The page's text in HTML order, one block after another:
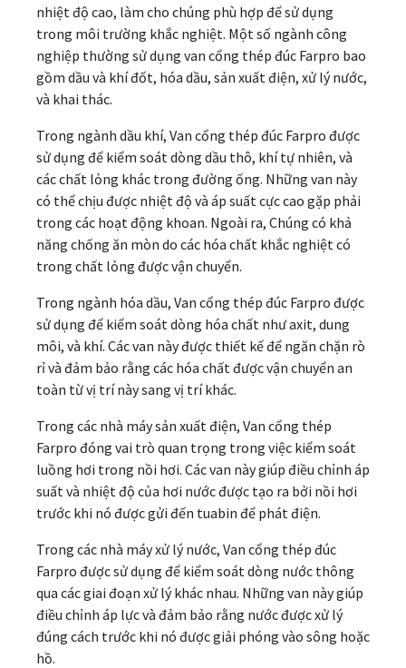
nhiệt độ cao, làm cho chúng phù hợp để sử dụng
trong môi trường khắc nghiệt. Một số ngành công
nghiệp thường sử dụng van cổng thép đúc Farpro bao
gồm dầu và khí đốt, hóa dầu, sản xuất điện, xử lý nước,
và khai thác.
Trong ngành dầu khí, Van cổng thép đúc Farpro được
sử dụng để kiểm soát dòng dầu thô, khí tự nhiên, và
các chất lỏng khác trong đường ống. Những van này
có thể chịu được nhiệt độ và áp suất cực cao gặp phải
trong các hoạt động khoan. Ngoài ra, Chúng có khả
năng chống ăn mòn do các hóa chất khắc nghiệt có
trong chất lỏng được vận chuyển.
Trong ngành hóa dầu, Van cổng thép đúc Farpro được
sử dụng để kiểm soát dòng hóa chất như axit, dung
môi, và khí. Các van này được thiết kế để ngăn chặn rò
rỉ và đảm bảo rằng các hóa chất được vận chuyển an
toàn từ vị trí này sang vị trí khác.
Trong các nhà máy sản xuất điện, Van cổng thép
Farpro đóng vai trò quan trọng trong việc kiểm soát
luồng hơi trong nồi hơi. Các van này giúp điều chỉnh áp
suất và nhiệt độ của hơi nước được tạo ra bởi nồi hơi
trước khi nó được gửi đến tuabin để phát điện.
Trong các nhà máy xử lý nước, Van cổng thép đúc
Farpro được sử dụng để kiểm soát dòng nước thông
qua các giai đoạn xử lý khác nhau. Những van này giúp
điều chỉnh áp lực và đảm bảo rằng nước được xử lý
đúng cách trước khi nó được giải phóng vào sông hoặc
hồ.